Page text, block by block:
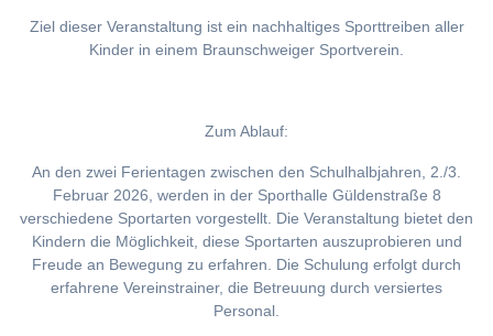
Ziel dieser Veranstaltung ist ein nachhaltiges Sporttreiben aller
Kinder in einem Braunschweiger Sportverein.
Zum Ablauf:
An den zwei Ferientagen zwischen den Schulhalbjahren, 2./3.
Februar 2026, werden in der Sporthalle Güldenstraße 8
verschiedene Sportarten vorgestellt. Die Veranstaltung bietet den
Kindern die Möglichkeit, diese Sportarten auszuprobieren und
Freude an Bewegung zu erfahren. Die Schulung erfolgt durch
erfahrene Vereinstrainer, die Betreuung durch versiertes
Personal.